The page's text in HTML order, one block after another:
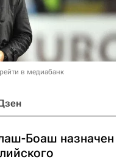
в медиабанк
Боаш назначен